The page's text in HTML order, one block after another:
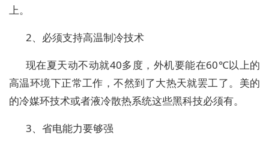
上。
2、必须支持高温制冷技术
现在夏天动不动就40多度，外机要能在60℃以上的
高温环境下正常工作，不然到了大热天就罢工了。美的
的冷媒环技术或者液冷散热系统这些黑科技必须有。
3、省电能力要够强